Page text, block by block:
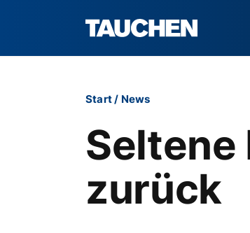
Start/ News
Seltene
zurück